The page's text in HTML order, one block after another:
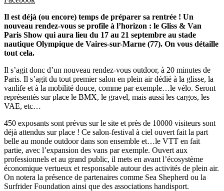
Il est déjà (ou encore) temps de préparer sa rentrée ! Un
nouveau rendez-vous se profile à l’horizon : le Gliss & Van
Paris Show qui aura lieu du 17 au 21 septembre au stade
nautique Olympique de Vaires-sur-Marne (77). On vous détaille
tout cela.
Il s’agit donc d’un nouveau rendez-vous outdoor, à 20 minutes de
Paris. Il s’agit du tout premier salon en plein air dédié à la glisse, la
vanlife et à la mobilité douce, comme par exemple…le vélo. Seront
représentés sur place le BMX, le gravel, mais aussi les cargos, les
VAE, etc…
450 exposants sont prévus sur le site et près de 10000 visiteurs sont
déjà attendus sur place ! Ce salon-festival à ciel ouvert fait la part
belle au monde outdoor dans son ensemble et…le VTT en fait
partie, avec l’expansion des vans par exemple. Ouvert aux
professionnels et au grand public, il mets en avant l’écosystème
économique vertueux et responsable autour des activités de plein air.
On notera la présence de partenaires comme Sea Shepherd ou la
Surfrider Foundation ainsi que des associations handisport.